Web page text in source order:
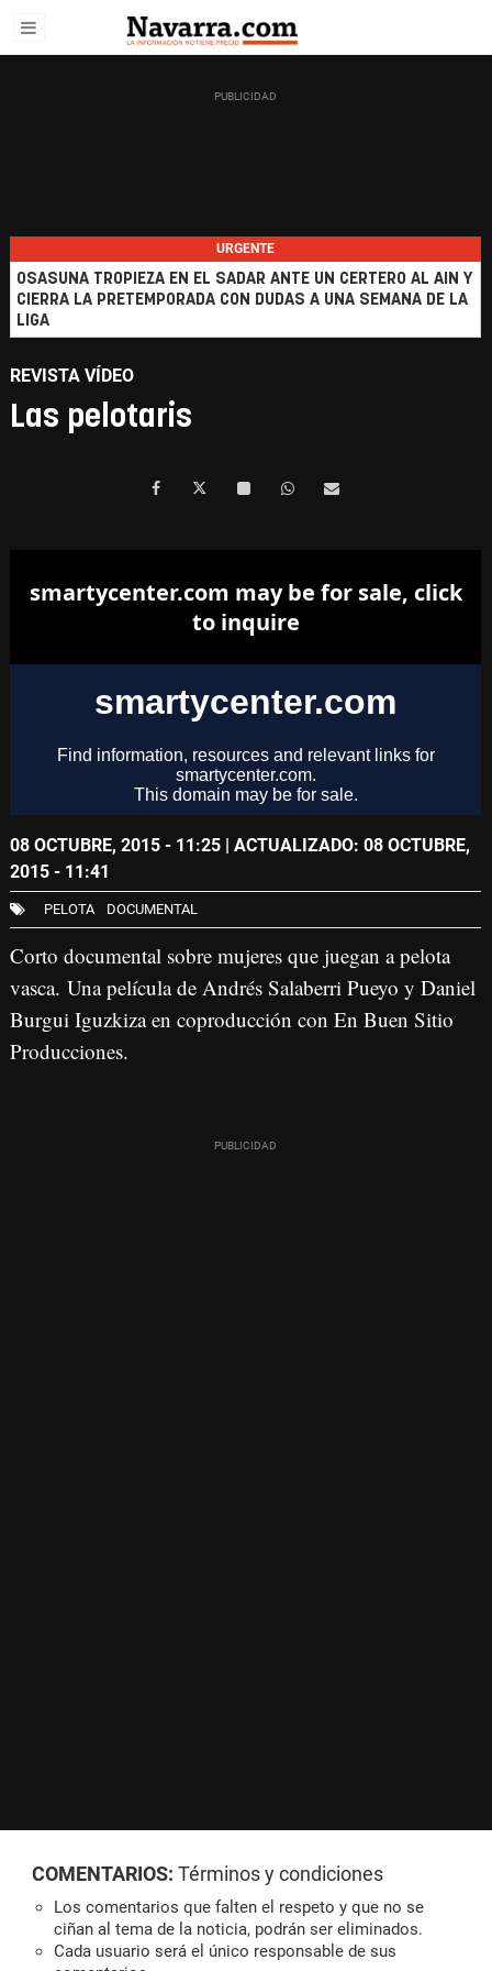
URGENTE
OSASUNA TROPIEZA EN EL SADAR ANTE UN CERTERO AL AIN Y
CIERRA LA PRETEMPORADA CON DUDAS A UNA SEMANA DE LA
LIGA
REVISTA VÍDEO
Las pelotaris
08 OCTUBRE, 2015 - 11:25 | ACTUALIZADO: 08 OCTUBRE,
2015 - 11:41
PELOTA DOCUMENTAL
Corto documental sobre mujeres que juegan a pelota
vasca. Una película de Andrés Salaberri Pueyo y Daniel
Burgui Iguzkiza en coproducción con En Buen Sitio
Producciones.
COMENTARIOS: Términos y condiciones
Los comentarios que falten el respeto y que no se
ciñan al tema de la noticia, podrán ser eliminados.
Cada usuario será el único responsable de sus